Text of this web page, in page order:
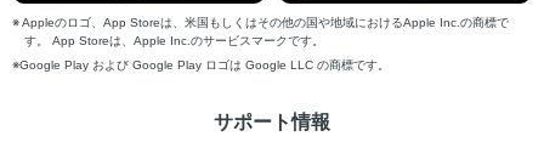
Appleのロゴ、App Storeは、米国もしくはその他の国や地域におけるApple Inc.の商標で
す。 App Storeは、Apple Inc.のサービスマークです。
Google Play および Google Play ロゴは Google LLC の商標です。
サポート情報